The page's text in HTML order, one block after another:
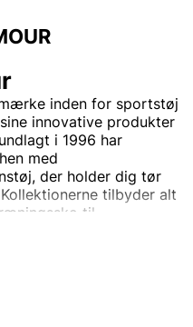
inden for sportstøj
innovative produkter
i 1996 har
med
der holder dig tør
tilbyder alt
til
til at forbedre din
komfort og